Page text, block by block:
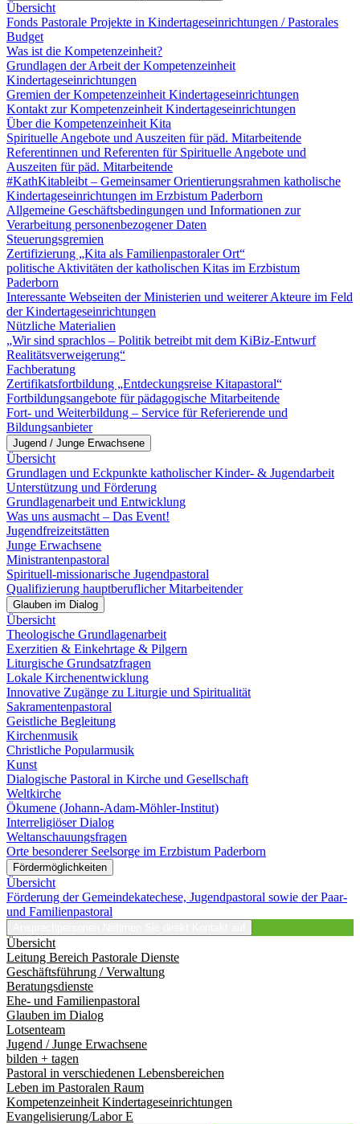
Übersicht
Fonds Pastorale Projekte in Kindertageseinrichtungen / Pastorales
Budget
Was ist die Kompetenzeinheit?
Grundlagen der Arbeit der Kompetenzeinheit
Kindertageseinrichtungen
Gremien der Kompetenzeinheit Kindertageseinrichtungen
Kontakt zur Kompetenzeinheit Kindertageseinrichtungen
Über die Kompetenzeinheit Kita
Spirituelle Angebote und Auszeiten für päd. Mitarbeitende
Referentinnen und Referenten für Spirituelle Angebote und
Auszeiten für päd. Mitarbeitende
#KathKitableibt – Gemeinsamer Orientierungsrahmen katholische
Kindertageseinrichtungen im Erzbistum Paderborn
Allgemeine Geschäftsbedingungen und Informationen zur
Verarbeitung personenbezogener Daten
Steuerungsgremien
Zertifizierung „Kita als Familienpastoraler Ort“
politische Aktivitäten der katholischen Kitas im Erzbistum
Paderborn
Interessante Webseiten der Ministerien und weiterer Akteure im Feld
der Kindertageseinrichtungen
Nützliche Materialien
„Wir sind sprachlos – Politik betreibt mit dem KiBiz-Entwurf
Realitätsverweigerung“
Fachberatung
Zertifikatsfortbildung „Entdeckungsreise Kitapastoral“
Fortbildungsangebote für pädagogische Mitarbeitende
Fort- und Weiterbildung – Service für Referierende und
Bildungsanbieter
Jugend / Junge Erwachsene
Übersicht
Grundlagen und Eckpunkte katholischer Kinder- & Jugendarbeit
Unterstützung und Förderung
Grundlagenarbeit und Entwicklung
Was uns ausmacht – Das Event!
Jugendfreizeitstätten
Junge Erwachsene
Ministrantenpastoral
Spirituell-missionarische Jugendpastoral
Qualifizierung hauptberuflicher Mitarbeitender
Glauben im Dialog
Übersicht
Theologische Grundlagenarbeit
Exerzitien & Einkehrtage & Pilgern
Liturgische Grundsatzfragen
Lokale Kirchenentwicklung
Innovative Zugänge zu Liturgie und Spiritualität
Sakramentenpastoral
Geistliche Begleitung
Kirchenmusik
Christliche Popularmusik
Kunst
Dialogische Pastoral in Kirche und Gesellschaft
Weltkirche
Ökumene (Johann-Adam-Möhler-Institut)
Interreligiöser Dialog
Weltanschauungsfragen
Orte besonderer Seelsorge im Erzbistum Paderborn
Fördermöglichkeiten
Übersicht
Förderung der Gemeindekatechese, Jugendpastoral sowie der Paar-
und Familienpastoral
Übersicht
Leitung Bereich Pastorale Dienste
Geschäftsführung / Verwaltung
Beratungsdienste
Ehe- und Familienpastoral
Glauben im Dialog
Lotsenteam
Jugend / Junge Erwachsene
bilden + tagen
Pastoral in verschiedenen Lebensbereichen
Leben im Pastoralen Raum
Kompetenzeinheit Kindertageseinrichtungen
Evangelisierung/Labor E